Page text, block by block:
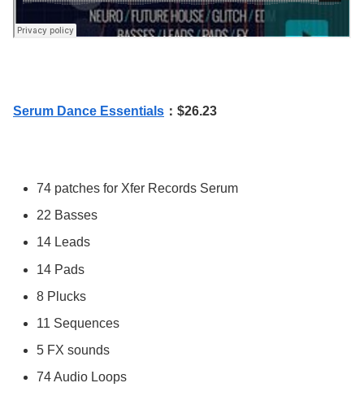
Serum Dance Essentials ：$26.23
74 patches for Xfer Records Serum
22 Basses
14 Leads
14 Pads
8 Plucks
11 Sequences
5 FX sounds
74 Audio Loops